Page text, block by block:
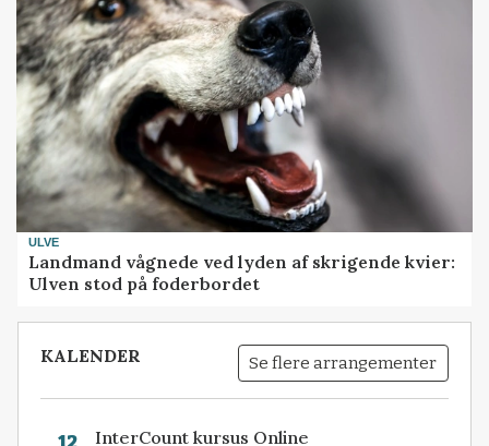
ULVE
Landmand vågnede ved lyden af skrigende kvier:
Ulven stod på foderbordet
KALENDER Se flere arrangementer
InterCount kursus Online